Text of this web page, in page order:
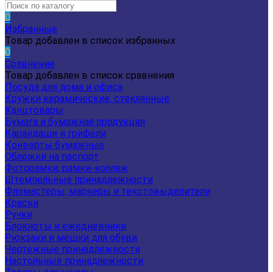
0
Избранные
Товар добавлен в список избранных
0
Сравнение
Товар добавлен в список сравнения
Посуда для дома и офиса
Кружки керамические, стеклянные
Канцтовары
Бумага и бумажная продукция
Карандаши и грифели
Конверты бумажные
Обложки на паспорт
Фоторамки, рамки-коллаж
Штемпельные принадлежности
Фломастеры, маркеры и текстовыделители
Краски
Ручки
Блокноты и ежедневники
Рюкзаки и мешки для обуви
Чертежные принадлежности
Настольные принадлежности